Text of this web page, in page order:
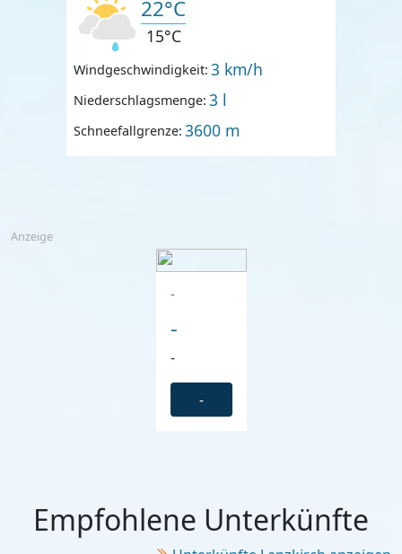
22°C
15°C
Windgeschwindigkeit: 3 km/h
Niederschlagsmenge: 3 l
Schneefallgrenze: 3600 m
Anzeige
-
-
-
-
Empfohlene Unterkünfte